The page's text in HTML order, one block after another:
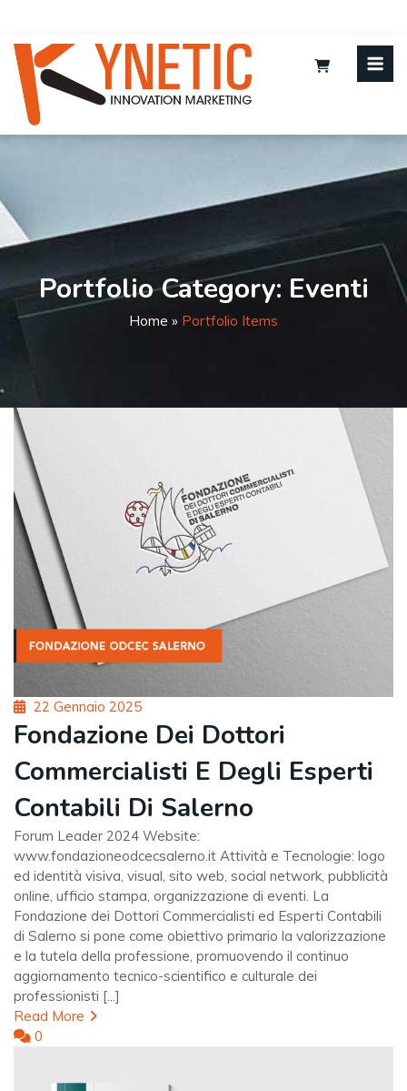
Portfolio Category: Eventi
Home » Portfolio Items
Posted
22 Gennaio 2025
Fondazione Dei Dottori
Commercialisti E Degli Esperti
Contabili Di Salerno
Forum Leader 2024 Website:
www.fondazioneodcecsalerno.it Attività e Tecnologie: logo
ed identità visiva, visual, sito web, social network, pubblicità
online, ufficio stampa, organizzazione di eventi. La
Fondazione dei Dottori Commercialisti ed Esperti Contabili
di Salerno si pone come obiettivo primario la valorizzazione
e la tutela della professione, promuovendo il continuo
aggiornamento tecnico-scientifico e culturale dei
professionisti [...]
Read More
0